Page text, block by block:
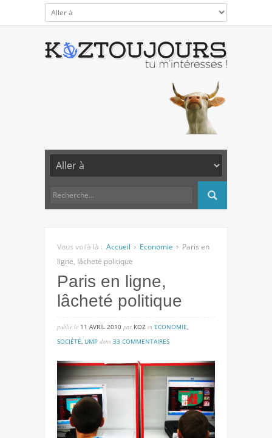
Vous voilà là : Accueil Economie
Paris en
ligne, lâcheté politique
Paris en ligne,
lâcheté politique
publié lé 11 AVRIL 2010 par KOZ in ECONOMIE
SOCIÉTÉ UMP dans 33 COMMENTAIRESsur
en
ligne,
lâcheté
politique